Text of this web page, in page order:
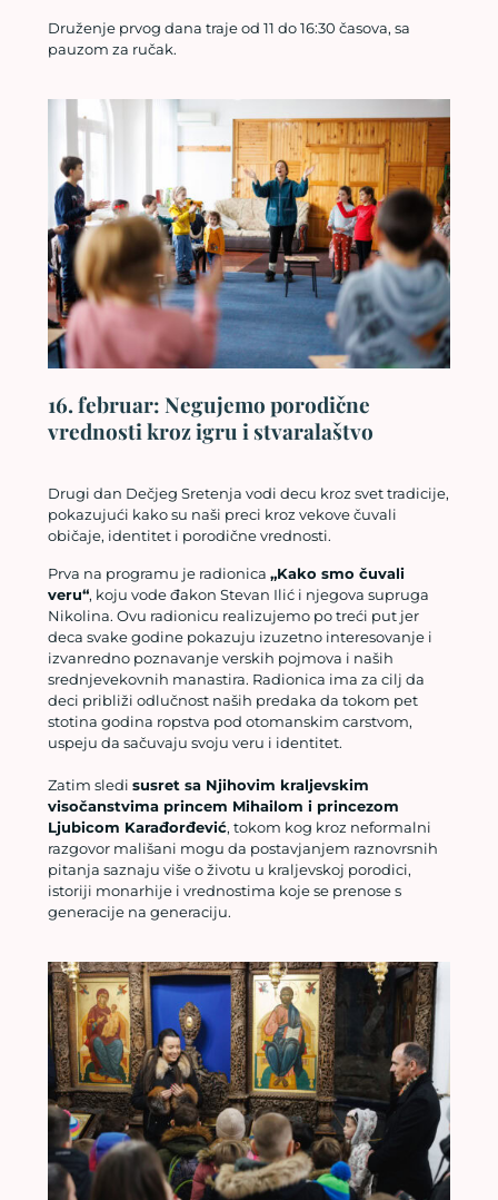
Druženje prvog dana traje od 11 do 16:30 časova, sa
pauzom za ručak.
16. februar: Negujemo porodične
vrednosti kroz igru i stvaralaštvo
Drugi dan Dečjeg Sretenja vodi decu kroz svet tradicije,
pokazujući kako su naši preci kroz vekove čuvali
običaje, identitet i porodične vrednosti.
Prva na programu je radionica „Kako smo čuvali
veru“, koju vode đakon Stevan Ilić i njegova supruga
Nikolina. Ovu radionicu realizujemo po treći put jer
deca svake godine pokazuju izuzetno interesovanje i
izvanredno poznavanje verskih pojmova i naših
srednjevekovnih manastira. Radionica ima za cilj da
deci približi odlučnost naših predaka da tokom pet
stotina godina ropstva pod otomanskim carstvom,
uspeju da sačuvaju svoju veru i identitet.
Zatim sledi susret sa Njihovim kraljevskim
visočanstvima princem Mihailom i princezom
Ljubicom Karađorđević, tokom kog kroz neformalni
razgovor mališani mogu da postavjanjem raznovrsnih
pitanja saznaju više o životu u kraljevskoj porodici,
istoriji monarhije i vrednostima koje se prenose s
generacije na generaciju.